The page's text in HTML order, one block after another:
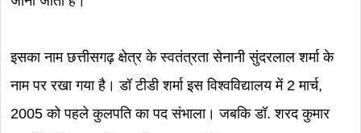
इसका नाम छत्तीसगढ़ क्षेत्र के स्वतंत्रता सेनानी सुंदरलाल शर्मा के
नाम पर रखा गया है। डॉ टीडी शर्मा इस विश्वविद्यालय में 2 मार्च,
2005 को पहले कुलपति का पद संभाला। जबकि डॉ. शरद कुमार